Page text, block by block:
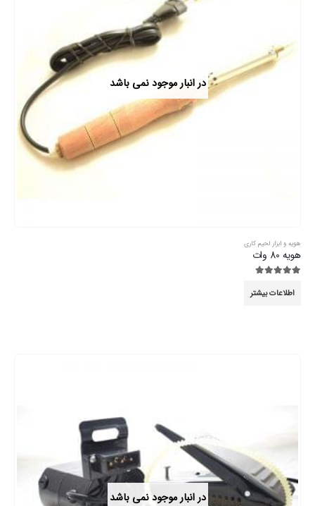
در انبار موجود نمی باشد
هویه و ابزار لحیم کاری
هویه 80 وات
اطلاعات بیشتر
در انبار موجود نمی باشد